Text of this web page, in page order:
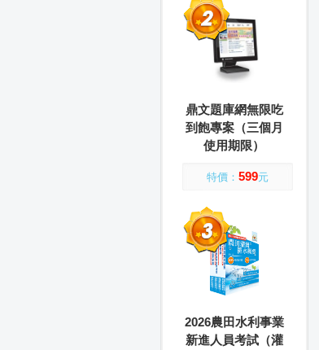
鼎文題庫網無限吃
到飽專案（三個月
使用期限）
特價： 599元
2026農田水利事業
新進人員考試（灌